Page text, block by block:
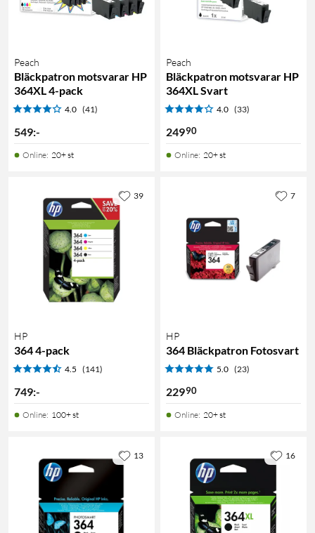
Peach
Bläckpatron motsvarar HP
364XL 4-pack
4.0 (41)
549:-
Online: 20+ st
Peach
Bläckpatron motsvarar HP
364XL Svart
4.0 (33)
24990
Online: 20+ st
HP
364 4-pack
4.5 (141)
749:-
Online: 100+ st
39
HP
364 Bläckpatron Fotosvart
5.0 (23)
22990
Online: 20+ st
7
13 16